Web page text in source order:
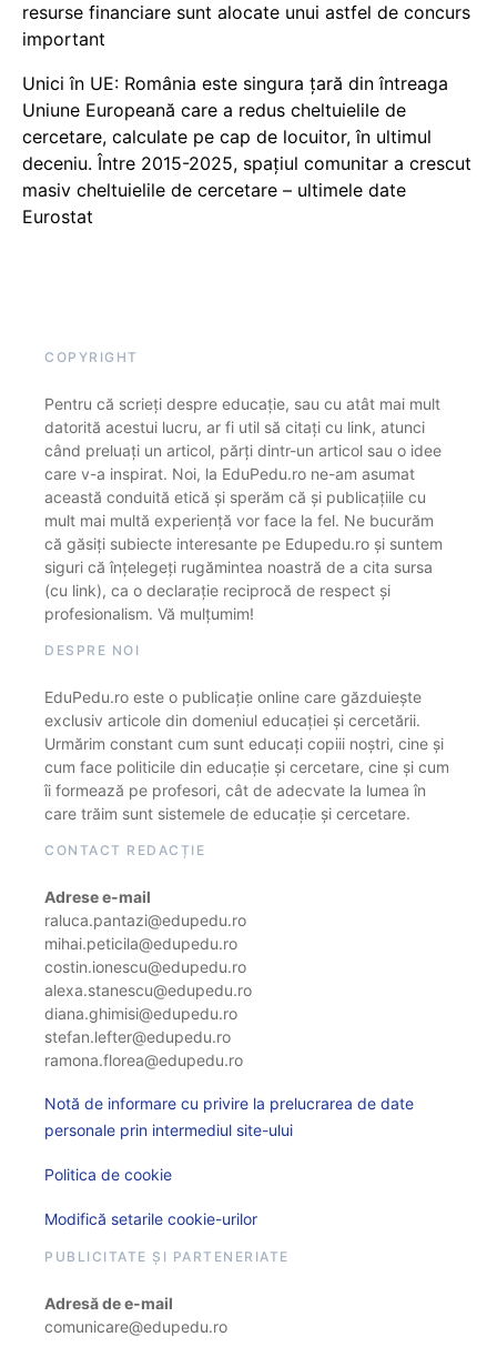
resurse financiare sunt alocate unui astfel de concurs
important
Unici în UE: România este singura țară din întreaga
Uniune Europeană care a redus cheltuielile de
cercetare, calculate pe cap de locuitor, în ultimul
deceniu. Între 2015-2025, spațiul comunitar a crescut
masiv cheltuielile de cercetare – ultimele date
Eurostat
COPYRIGHT
Pentru că scrieți despre educație, sau cu atât mai mult
datorită acestui lucru, ar fi util să citați cu link, atunci
când preluați un articol, părți dintr-un articol sau o idee
care v-a inspirat. Noi, la EduPedu.ro ne-am asumat
această conduită etică și sperăm că și publicațiile cu
mult mai multă experiență vor face la fel. Ne bucurăm
că găsiți subiecte interesante pe Edupedu.ro și suntem
siguri că înțelegeți rugămintea noastră de a cita sursa
(cu link), ca o declarație reciprocă de respect și
profesionalism. Vă mulțumim!
DESPRE NOI
EduPedu.ro este o publicație online care găzduiește
exclusiv articole din domeniul educației și cercetării.
Urmărim constant cum sunt educați copiii noștri, cine și
cum face politicile din educație și cercetare, cine și cum
îi formează pe profesori, cât de adecvate la lumea în
care trăim sunt sistemele de educație și cercetare.
CONTACT REDACȚIE
Adrese e-mail
raluca.pantazi@edupedu.ro
mihai.peticila@edupedu.ro
costin.ionescu@edupedu.ro
alexa.stanescu@edupedu.ro
diana.ghimisi@edupedu.ro
stefan.lefter@edupedu.ro
ramona.florea@edupedu.ro
Notă de informare cu privire la prelucrarea de date
personale prin intermediul site-ului
Politica de cookie
Modifică setarile cookie-urilor
PUBLICITATE ȘI PARTENERIATE
Adresă de e-mail
comunicare@edupedu.ro